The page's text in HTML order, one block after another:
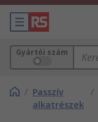
Gyártói szám
/ Passzív
alkatrészek
/